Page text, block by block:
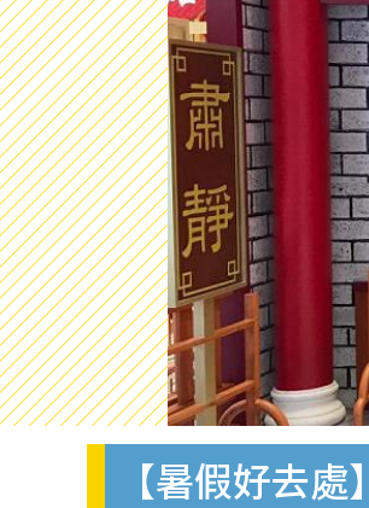
【暑假好去